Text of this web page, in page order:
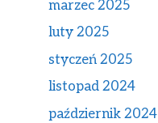
marzec 2025
luty 2025
styczeń 2025
listopad 2024
październik 2024